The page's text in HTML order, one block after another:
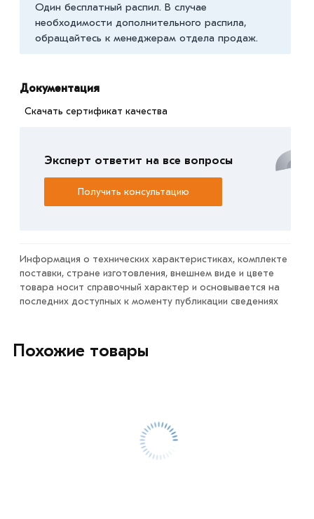
Условия доставки и цены на товар Уголок 100х100х8 мм
из категории
действительны в
согласования условий доставки или самовывоза.
Данний товар от производителя сертифицирован,
обязательно).
Один бесплатный распил. В случае
необходимости дополнительного распила,
обращайтесь к менеджерам отдела продаж.
Документация
Скачать сертификат качества
Эксперт ответит на все вопросы
Получить консультацию
Информация о технических характеристиках, комплекте
поставки, стране изготовления, внешнем виде и цвете
товара носит справочный характер и основывается на
последних доступных к моменту публикации сведениях
Похожие товары